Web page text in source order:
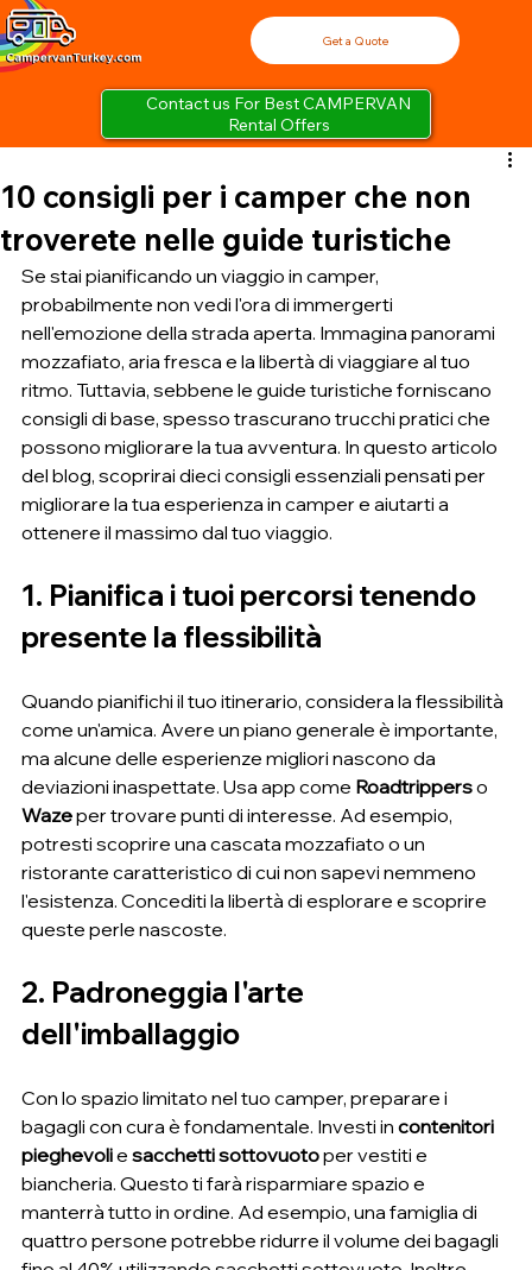
Contact us For Best CAMPERVAN
Rental Offers
Get a Quote
10 consigli per i camper che non
troverete nelle guide turistiche
Se stai pianificando un viaggio in camper,
probabilmente non vedi l'ora di immergerti
nell'emozione della strada aperta. Immagina panorami
mozzafiato, aria fresca e la libertà di viaggiare al tuo
ritmo. Tuttavia, sebbene le guide turistiche forniscano
consigli di base, spesso trascurano trucchi pratici che
possono migliorare la tua avventura. In questo articolo
del blog, scoprirai dieci consigli essenziali pensati per
migliorare la tua esperienza in camper e aiutarti a
ottenere il massimo dal tuo viaggio.
1. Pianifica i tuoi percorsi tenendo
presente la flessibilità
Quando pianifichi il tuo itinerario, considera la flessibilità
come un'amica. Avere un piano generale è importante,
ma alcune delle esperienze migliori nascono da
deviazioni inaspettate. Usa app come Roadtrippers o
Waze per trovare punti di interesse. Ad esempio,
potresti scoprire una cascata mozzafiato o un
ristorante caratteristico di cui non sapevi nemmeno
l'esistenza. Concediti la libertà di esplorare e scoprire
queste perle nascoste.
2. Padroneggia l'arte
dell'imballaggio
Con lo spazio limitato nel tuo camper, preparare i
bagagli con cura è fondamentale. Investi in contenitori
pieghevoli e sacchetti sottovuoto per vestiti e
biancheria. Questo ti farà risparmiare spazio e
manterrà tutto in ordine. Ad esempio, una famiglia di
quattro persone potrebbe ridurre il volume dei bagagli